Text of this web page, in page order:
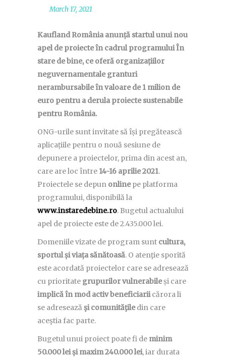
March 17, 2021
Kaufland România anunță startul unui nou
apel de proiecte în cadrul programului În
stare de bine, ce oferă organizațiilor
neguvernamentale granturi
nerambursabile în valoare de 1 milion de
euro pentru a derula proiecte sustenabile
pentru România.
ONG-urile sunt invitate să își pregătească
aplicațiile pentru o nouă sesiune de
depunere a proiectelor, prima din acest an,
care are loc între 14-16 aprilie 2021.
Proiectele se depun onlinepe platforma
programului, disponibilă la
www.instaredebine.ro. Bugetul actualului
apel de proiecte este de 2.435.000 lei.
Domeniile vizate de program sunt cultura,
sportul și viața sănătoasă. O atenţie sporită
este acordată proiectelor care se adresează
cu prioritate grupurilor vulnerabileși care
implică în mod activ beneficiariicărora li
se adresează şi comunităţiledin care
aceştia fac parte.
Bugetul unui proiect poate fi de minim
50.000 lei și maxim 240.000 lei, iar durata